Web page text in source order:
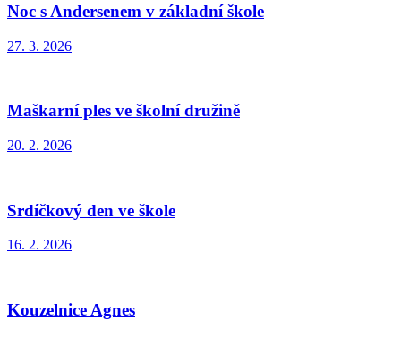
Noc s Andersenem v základní škole
27. 3. 2026
Maškarní ples ve školní družině
20. 2. 2026
Srdíčkový den ve škole
16. 2. 2026
Kouzelnice Agnes